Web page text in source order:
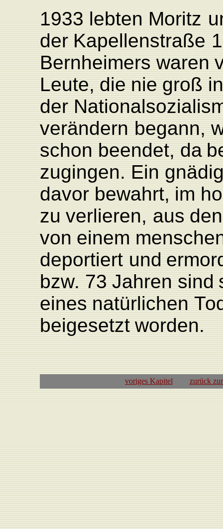
1933 lebten Moritz
der Kapellenstraße
Bernheimers waren
Leute, die nie groß in
der
verändern begann,
schon beendet, da
zugingen. Ein
davor bewahrt, im
zu verlieren, aus den
von einem
deportiert und
bzw. 73 Jahren sind
eines natürlichen T
beigesetzt worden.
voriges Kapitel zurück